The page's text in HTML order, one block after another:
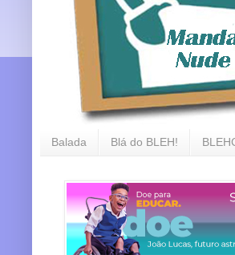
Balada Blá do BLEH!